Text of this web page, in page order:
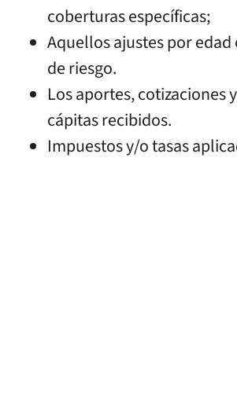
coberturas específicas;
Aquellos ajustes por edad
de riesgo.
Los aportes, cotizaciones
cápitas recibidos.
Impuestos y/o tasas